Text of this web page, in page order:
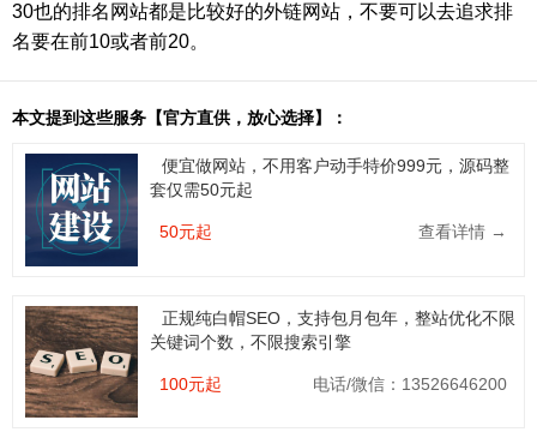
30也的排名网站都是比较好的外链网站，不要可以去追求排
名要在前10或者前20。
本文提到这些服务【官方直供，放心选择】：
便宜做网站，不用客户动手特价999元，源码整
套仅需50元起
50元起 查看详情 →
正规纯白帽SEO，支持包月包年，整站优化不限
关键词个数，不限搜索引擎
100元起 电话/微信：13526646200